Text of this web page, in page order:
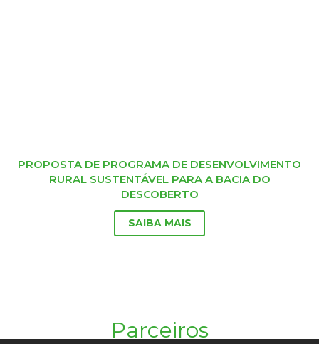
PROPOSTA DE PROGRAMA DE DESENVOLVIMENTO
RURAL SUSTENTÁVEL PARA A BACIA DO
DESCOBERTO
SAIBA MAIS
Parceiros